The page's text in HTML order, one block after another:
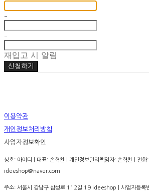
-
-
재입고 시 알림
신청하기
이용약관
개인정보처리방침
사업자정보확인
상호: 아이디 | 대표: 손혁찬 | 개인정보관리책임자: 손혁찬 |
ideeshop@naver.com
주소: 서울시 강남구 삼성로 112길 19 ideeshop | 사업자등록